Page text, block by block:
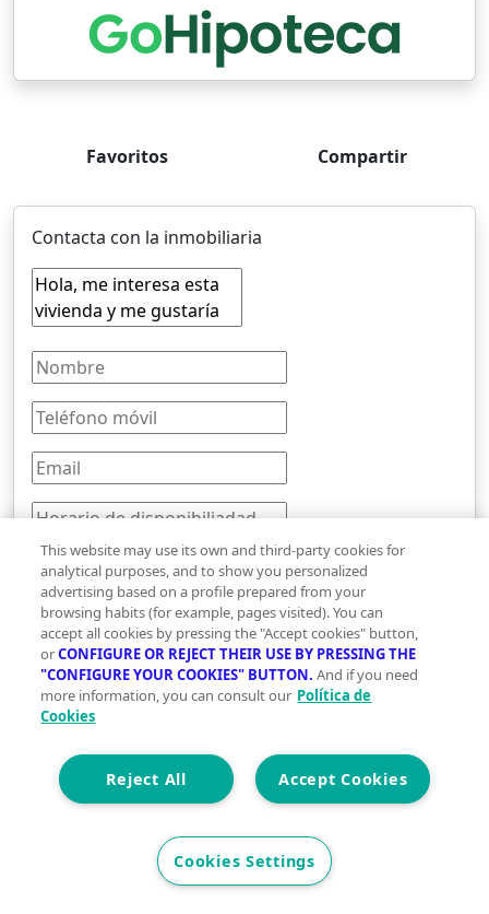
Favoritos Compartir
Contacta con la inmobiliaria
UCI SPPI («UCI Servicios para Profesionales
Inmobiliarios / Vivegreen») tratará los datos
personales que has facilitado a través del presente
formulario con la finalidad de gestionar tu solicitud
de contacto. Facilitaremos tus datos de contacto a
Mallorca Sunset Real Estate, legitimado por el
consentimiento otorgado mediante la remisión del
mismo. Puedes obtener más información sobre el
tratamiento de tus datos personales, y cómo
ejercitar tus derechos, consultando nuestra
Política de Privacidad.
This website may use its own and third-party cookies for
analytical purposes, and to show you personalized
advertising based on a profile prepared from your
browsing habits (for example, pages visited). You can
accept all cookies by pressing the "Accept cookies" button,
orCONFIGURE OR REJECT THEIR USE BY PRESSING THE
"CONFIGURE YOUR COOKIES" BUTTON. And if you need
more information, you can consult our Política de
Cookies
Accept Cookies
Reject All
Cookies Settings